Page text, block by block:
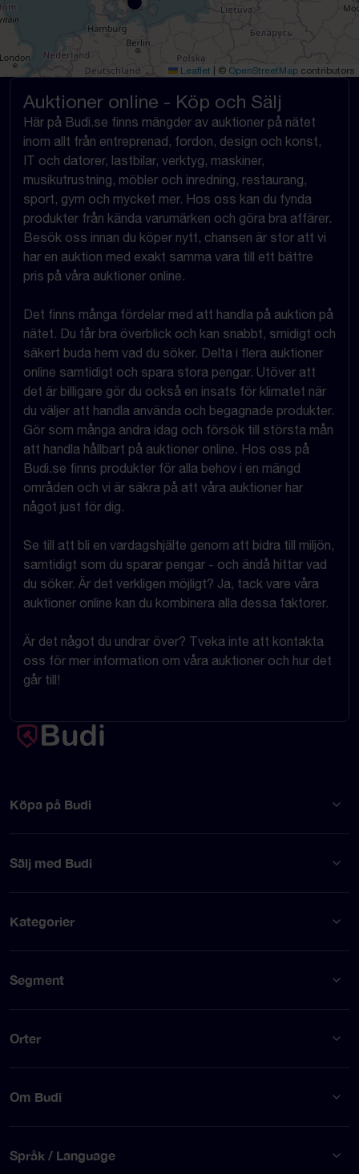
Leaflet © OpenStreetMap contributors
Auktioner online - Köp och Sälj
Här på Budi.se finns mängder av auktioner på nätet
inom allt från entreprenad, fordon, design och konst,
IT och datorer, lastbilar, verktyg, maskiner,
musikutrustning, möbler och inredning, restaurang,
sport, gym och mycket mer. Hos oss kan du fynda
produkter från kända varumärken och göra bra affärer.
Besök oss innan du köper nytt, chansen är stor att vi
har en auktion med exakt samma vara till ett bättre
pris på våra auktioner online.
Det finns många fördelar med att handla på auktion på
nätet. Du får bra överblick och kan snabbt, smidigt och
säkert buda hem vad du söker. Delta i flera auktioner
online samtidigt och spara stora pengar. Utöver att
det är billigare gör du också en insats för klimatet när
du väljer att handla använda och begagnade produkter.
Gör som många andra idag och försök till största mån
att handla hållbart på auktioner online. Hos oss på
Budi.se finns produkter för alla behov i en mängd
områden och vi är säkra på att våra auktioner har
något just för dig.
Se till att bli en vardagshjälte genom att bidra till miljön,
samtidigt som du sparar pengar - och ändå hittar vad
du söker. Är det verkligen möjligt? Ja, tack vare våra
auktioner online kan du kombinera alla dessa faktorer.
Är det något du undrar över? Tveka inte att kontakta
oss för mer information om våra auktioner och hur det
går till!
Köpa på Budi
Sälj med Budi
Kategorier
Segment
Orter
Om Budi
Språk / Language